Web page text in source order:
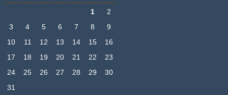
1
2
3
4 5 6 7 8
9
10
11 12 13 14 15
16
17
18 19 20 21 22
23
24
25 26 27 28 29
30
31